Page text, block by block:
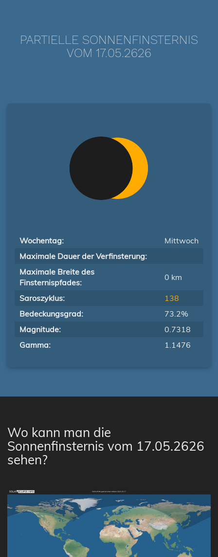
PARTIELLE SONNENFINSTERNIS
VOM 17.05.2626
Wochentag:
Mittwoch
Maximale Dauer der Verfinsterung:
Maximale Breite des
Finsternispfades:
0 km
Saroszyklus:
138
Bedeckungsgrad:
73.2%
Magnitude:
0.7318
Gamma:
1.1476
Wo kann man die
Sonnenfinsternis vom 17.05.2626
sehen?